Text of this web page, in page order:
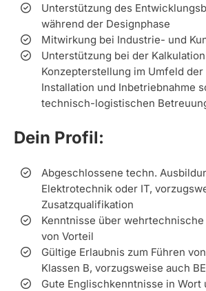
Unterstützung des
während der Designphase
Mitwirkung bei Industrie- und
Unterstützung bei der
Konzepterstellung im Umfeld
Installation und Inbetriebnahme
technisch-logistischen
Dein Profil:
Abgeschlossene techn.
Elektrotechnik oder IT,
Zusatzqualifikation
Kenntnisse über
von Vorteil
Gültige Erlaubnis zum Führen
Klassen B, vorzugsweise auch
Gute Englischkenntnisse in Wort